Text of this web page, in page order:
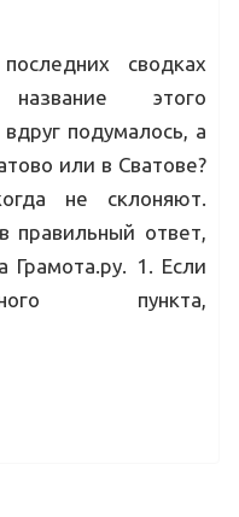
сводках
этого
вдруг подумалось, а
или в Сватове?
не склоняют.
правильный ответ,
Грамота.ру. 1. Если
пункта,